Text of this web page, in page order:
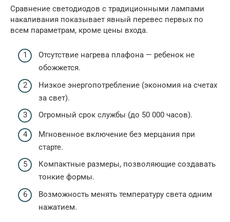
Сравнение светодиодов с традиционными лампами
накаливания показывает явный перевес первых по
всем параметрам, кроме цены входа.
Отсутствие нагрева плафона — ребенок не
обожжется.
Низкое энергопотребление (экономия на счетах
за свет).
Огромный срок службы (до 50 000 часов).
Мгновенное включение без мерцания при
старте.
Компактные размеры, позволяющие создавать
тонкие формы.
Возможность менять температуру света одним
нажатием.